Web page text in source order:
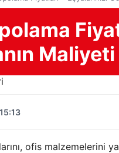
Maliyeti
ofis malzemelerini